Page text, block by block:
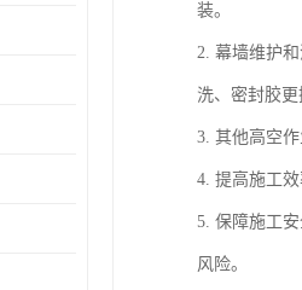
装。
2. 幕墙维护
洗、密封胶更
3. 其他高空
4. 提高施工
5. 保障施工
风险。